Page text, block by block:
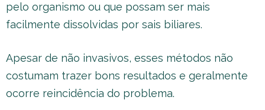
pelo organismo ou que possam ser mais
facilmente dissolvidas por sais biliares.
Apesar de não invasivos, esses métodos não
costumam trazer bons resultados e geralmente
ocorre reincidência do problema.